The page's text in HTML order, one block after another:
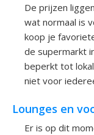
De prijzen
wat normaal is
koop je
de supermarkt
beperkt tot
niet voor
Lounges en
Er is op dit